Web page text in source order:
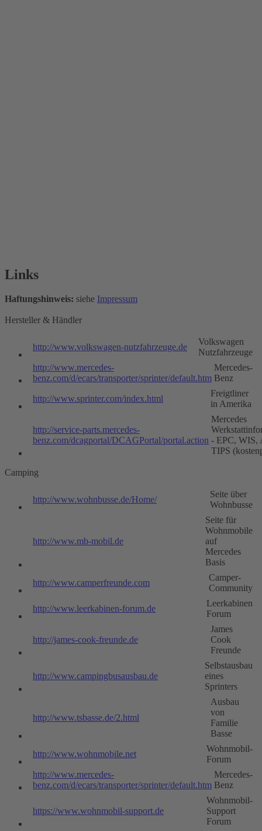
Links
Haftungshinweis: siehe Impressum
Hersteller & Händler
http://www.volkswagen-nutzfahrzeuge.de
Volkswagen
Nutzfahrzeuge
http://www.mercedes-
benz.com/d/ecars/transporter/sprinter/default.htm
Mercedes-
Benz
http://www.sprinter.com/index.html
Freigtliner
in Amerika
http://service-parts.mercedes-
benz.com/dcagportal/DCAGPortal/portal.action
Mercedes
- EPC, WIS,
TIPS
Camping
http://www.wohnbusse.de/Home/
Seite über
Wohnbusse
http://www.mb-mobil.de
Seite für
Wohnmobile
auf
Mercedes
Basis
http://www.camperfreunde.com
Camper-
Community
http://www.leerkabinen-forum.de
Leerkabinen
Forum
http://james-cook-freunde.de
James
Cook
Freunde
http://www.campingbusausbau.de
Selbstausbau
eines
Sprinters
http://www.tsbasse.de/2.html
Ausbau
von
Familie
Basse
http://www.wohnmobile.net
Wohnmobil-
Forum
http://www.mercedes-
benz.com/d/ecars/transporter/sprinter/default.htm
Mercedes-
Benz
https://www.wohnmobil-support.de
Wohnmobil-
Support
Forum